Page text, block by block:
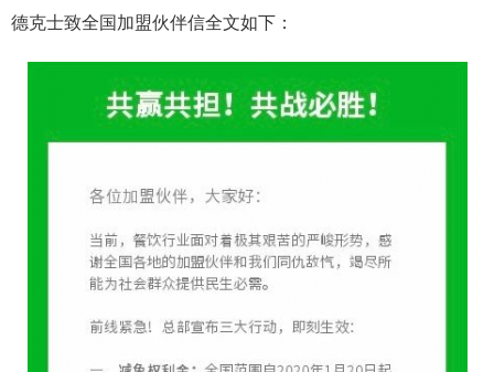
德克士致全国加盟伙伴信全文如下：